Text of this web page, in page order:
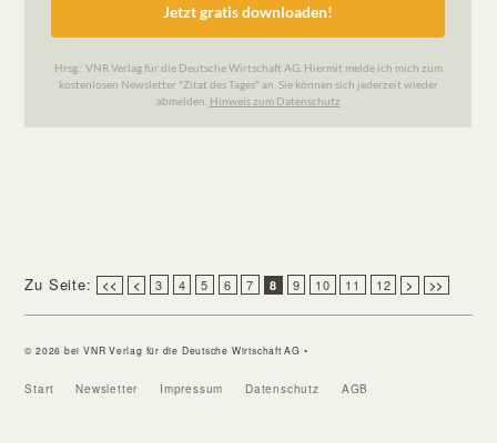
Zu Seite: << < 3 4 5 6 7 8 9 10 11 12 > >>
© 2026 bei VNR Verlag für die Deutsche Wirtschaft AG •
Start Newsletter Impressum Datenschutz AGB